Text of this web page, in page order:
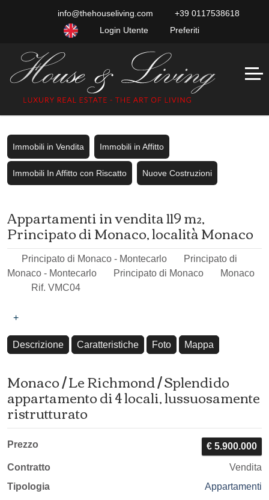
info@thehouseliving.com
+39 0117538618
Login Utente
Preferiti
Immobili in Vendita Immobili in Affitto
Immobili In Affitto con Riscatto Nuove Costruzioni
Appartamenti in vendita 119 m²,
Principato di Monaco, località Monaco
Principato di Monaco - Montecarlo
Principato di
Monaco - Montecarlo
Principato di Monaco
Monaco
Rif. VMC04
+
Descrizione Caratteristiche Foto Mappa
Monaco / Le Richmond / Splendido
appartamento di 4 locali, lussuosamente
ristrutturato
Prezzo € 5.900.000
Contratto
Vendita
Tipologia
Appartamenti